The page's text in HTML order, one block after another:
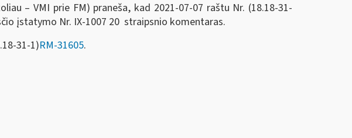
– VMI prie FM) praneša, kad 2021-07-07 raštu Nr. (18.18-31-
įstatymo Nr. IX-1007 20 straipsnio komentaras.
31-1)RM-31605.